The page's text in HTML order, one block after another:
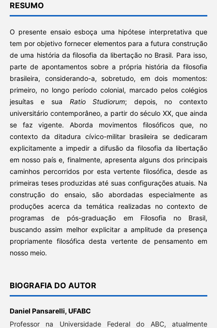
RESUMO
O presente ensaio esboça uma hipótese interpretativa que
tem por objetivo fornecer elementos para a futura construção
de uma história da filosofia da libertação no Brasil. Para isso,
parte de apontamentos sobre a própria história da filosofia
brasileira, considerando-a, sobretudo, em dois momentos:
primeiro, no longo período colonial, marcado pelos colégios
jesuítas e sua Ratio Studiorum; depois, no contexto
universitário contemporâneo, a partir do século XX, que ainda
se faz vigente. Aborda movimentos filosóficos que, no
contexto da ditadura cívico-militar brasileira se dedicaram
explicitamente a impedir a difusão da filosofia da libertação
em nosso país e, finalmente, apresenta alguns dos principais
caminhos percorridos por esta vertente filosófica, desde as
primeiras teses produzidas até suas configurações atuais. Na
construção do ensaio, são abordadas especialmente as
produções acerca da temática realizadas no contexto de
programas de pós-graduação em Filosofia no Brasil,
buscando assim melhor explicitar a amplitude da presença
propriamente filosófica desta vertente de pensamento em
nosso meio.
BIOGRAFIA DO AUTOR
Daniel Pansarelli, UFABC
Professor na Universidade Federal do ABC, atualmente